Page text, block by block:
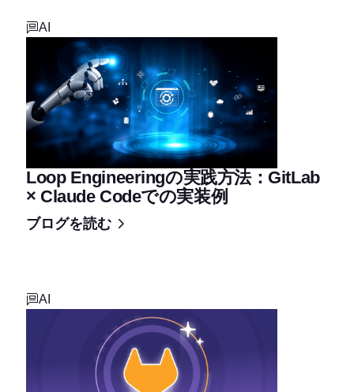
AI
Loop Engineeringの実践方法：GitLab
× Claude Codeでの実装例
ブログを読む
AI